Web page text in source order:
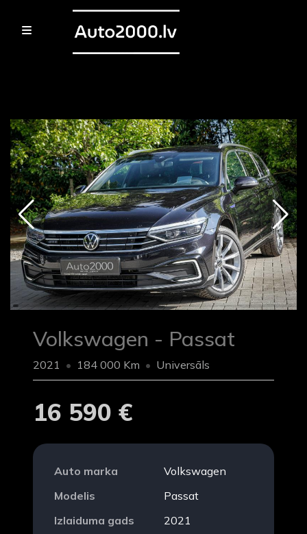
Volkswagen - Passat
2021 184 000 Km Universāls
16 590 €
Auto marka
Volkswagen
Modelis
Passat
Izlaiduma gads
2021